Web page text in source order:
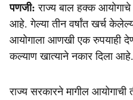
a
r
पणजी: राज्य बाल हक्क आयोगाचे
आहे. गेल्या तीन वर्षांत खर्च
आयोगाला आणखी एक रुपयाही
कल्याण खात्याने नकार दिला आहे.
राज्य सरकारने मागील आयोगाची